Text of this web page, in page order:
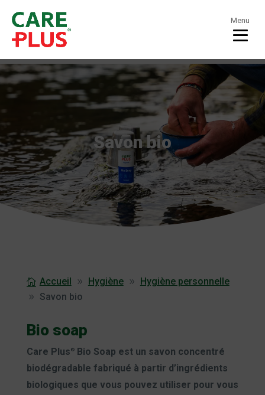
Menu
Savon bio
Accueil Hygiène
Hygiène personnelle
Savon bio
Bio soap
Care Plus ®Bio Soap est un savon concentré
biodégradable fabriqué à partir d’ingrédients
biologiques que vous pouvez utiliser pour vous